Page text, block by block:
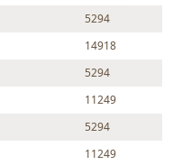
5294
14918
5294
11249
5294
11249